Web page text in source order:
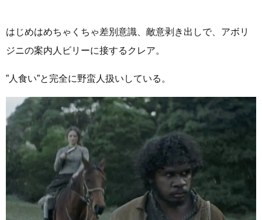
はじめはめちゃくちゃ差別意識、敵意剥き出しで、アボリ
ジニの案内人ビリーに接するクレア。
”人食い”と完全に野蛮人扱いしている。